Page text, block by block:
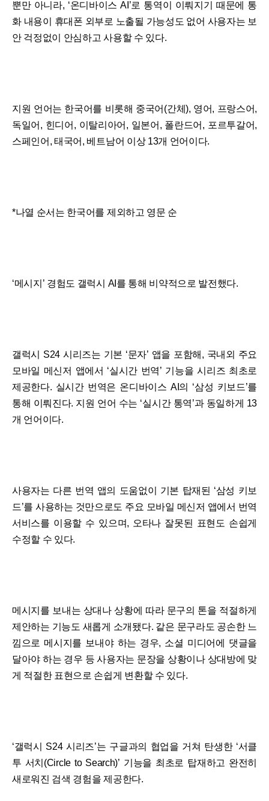
뿐만 아니라, ‘온디바이스 AI’로 통역이 이뤄지기 때문에 통
화 내용이 휴대폰 외부로 노출될 가능성도 없어 사용자는 보
안 걱정없이 안심하고 사용할 수 있다.
지원 언어는 한국어를 비롯해 중국어(간체), 영어, 프랑스어,
독일어, 힌디어, 이탈리아어, 일본어, 폴란드어, 포르투갈어,
스페인어, 태국어, 베트남어 이상 13개 언어이다.
*나열 순서는 한국어를 제외하고 영문 순
‘메시지’ 경험도 갤럭시 AI를 통해 비약적으로 발전했다.
갤럭시 S24 시리즈는 기본 ‘문자’ 앱을 포함해, 국내외 주요
모바일 메신저 앱에서 ‘실시간 번역’ 기능을 시리즈 최초로
제공한다. 실시간 번역은 온디바이스 AI의 ‘삼성 키보드’를
통해 이뤄진다. 지원 언어 수는 ‘실시간 통역’과 동일하게 13
개 언어이다.
사용자는 다른 번역 앱의 도움없이 기본 탑재된 ‘삼성 키보
드’를 사용하는 것만으로도 주요 모바일 메신저 앱에서 번역
서비스를 이용할 수 있으며, 오타나 잘못된 표현도 손쉽게
수정할 수 있다.
메시지를 보내는 상대나 상황에 따라 문구의 톤을 적절하게
제안하는 기능도 새롭게 소개됐다. 같은 문구라도 공손한 느
낌으로 메시지를 보내야 하는 경우, 소셜 미디어에 댓글을
달아야 하는 경우 등 사용자는 문장을 상황이나 상대방에 맞
게 적절한 표현으로 손쉽게 변환할 수 있다.
‘갤럭시 S24 시리즈’는 구글과의 협업을 거쳐 탄생한 ‘서클
투 서치(Circle to Search)’ 기능을 최초로 탑재하고 완전히
새로워진 검색 경험을 제공한다.